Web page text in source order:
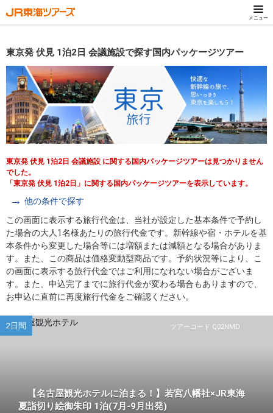
メニュー
東京発 伏見 1泊2日 会議施設で探す国内パッケージツアー
東京発 伏見 1泊2日 会議施設 に関する国内パッケージツアーは見つかりません
でした。
「東京発 伏見 1泊2日」に関する国内パッケージツアーを表示しています。
他の条件で探す
この画面に表示する旅行代金は、当社が設定した基本条件で予約し
た場合の大人1名様あたりの旅行代金です。新幹線や宿・ホテルを基
本条件から変更した場合等には増額または減額となる場合がありま
す。また、この商品は価格変動型商品です。予約状況等により、こ
の画面に表示する旅行代金ではご利用になれない場合がございま
す。また、申込完了までに旅行代金が変わる場合もありますので、
お申込に直前に再度旅行代金をご確認ください。
ツアーコード Q02NMD
2日間
【名古屋観光ホテルに泊まる！】若宮八幡社×JR東海
夏詣切り絵御朱印 1泊(7月-9月出発)